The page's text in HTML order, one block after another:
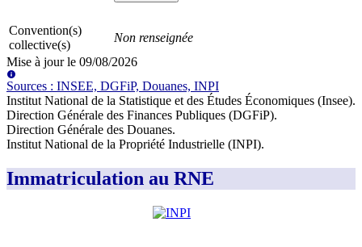
Convention(s)
collective(s)
Non renseignée
Mise à jour le 09/08/2026
Sources : INSEE, DGFiP, Douanes, INPI
Institut National de la Statistique et des Études Économiques (Insee).
Direction Générale des Finances Publiques (DGFiP).
Direction Générale des Douanes.
Institut National de la Propriété Industrielle (INPI).
Immatriculation au RNE